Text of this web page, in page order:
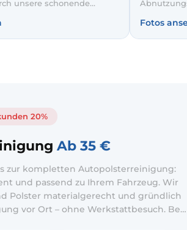
unsere schonende
Stoff sichtbar aufgefrischt.
wieder einladend und
Bezug
deutlich
Fotos
20%
Ab 35 €
zur kompletten Autopolsterreinigung:
und passend zu Ihrem Fahrzeug. Wir
Polster materialgerecht und gründlich
vor Ort – ohne Werkstattbesuch. Bei